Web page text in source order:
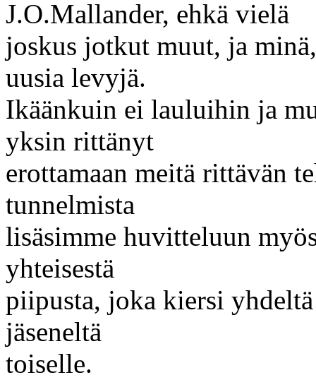
J.O.Mallander, ehkä vielä
joskus jotkut muut, ja
uusia levyjä.
Ikäänkuin ei lauluihin ja
yksin rittänyt
erottamaan meitä rittävän
tunnelmista
lisäsimme huvitteluun
yhteisestä
piipusta, joka kiersi
jäseneltä
toiselle.